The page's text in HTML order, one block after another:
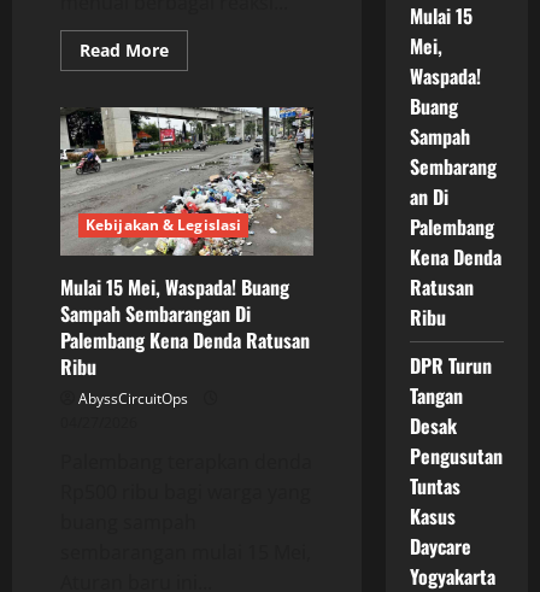
Read MoreRead
more
Dana
Hibah
Terkuak!
Vonis
Sri
Purnomo
Disorot,
Dinasti
Politik
Terseret?
Kebijakan & Legislasi
Mulai 15 Mei, Waspada! Buang
Sampah Sembarangan Di
Palembang Kena Denda Ratusan
Ribu
AbyssCircuitOps
Mulai 15
Mei,
Waspada!
Buang
Sampah
Sembarang
an Di
Palembang
Kena Denda
Ratusan
Ribu
DPR Turun
Tangan
Desak
Pengusutan
Tuntas
Kasus
Daycare
Yogyakarta